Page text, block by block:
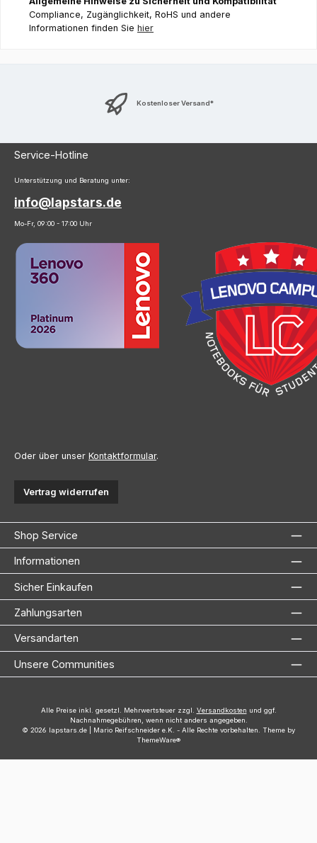
Compliance, Zugänglichkeit, RoHS und andere
Informationen finden Sie hier
Kostenloser Versand*
Service-Hotline
Unterstützung und Beratung unter:
info@lapstars.de
Mo-Fr, 09:00 - 17:00 Uhr
Oder über unser Kontaktformular.
Vertrag widerrufen
Shop Service
Informationen
Sicher Einkaufen
Zahlungsarten
Versandarten
Unsere Communities
Alle Preise inkl. gesetzl. Mehrwertsteuer zzgl. Versandkosten und ggf.
Nachnahmegebühren, wenn nicht anders angegeben.
© 2026 lapstars.de | Mario Reifschneider e.K. - Alle Rechte vorbehalten. Theme by
ThemeWare®